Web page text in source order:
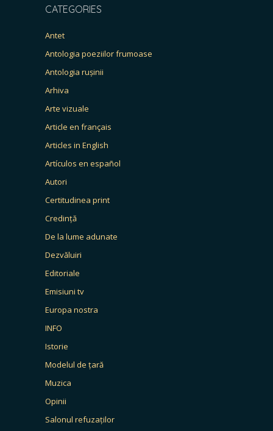
CATEGORIES
Antet
Antologia poeziilor frumoase
Antologia rușinii
Arhiva
Arte vizuale
Article en français
Articles in English
Artículos en español
Autori
Certitudinea print
Credință
De la lume adunate
Dezvăluiri
Editoriale
Emisiuni tv
Europa nostra
INFO
Istorie
Modelul de țară
Muzica
Opinii
Salonul refuzaților